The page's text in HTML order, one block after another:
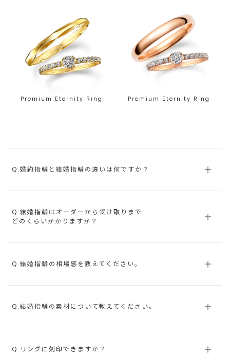
Premium Eternity Ring Premium Eternity Ring
Q.婚約指輪と結婚指輪の違いは何ですか？
Q.結婚指輪はオーダーから受け取りまで
どのくらいかかりますか？
Q.結婚指輪の相場感を教えてください。
Q.結婚指輪の素材について教えてください。
Q.リングに刻印できますか？